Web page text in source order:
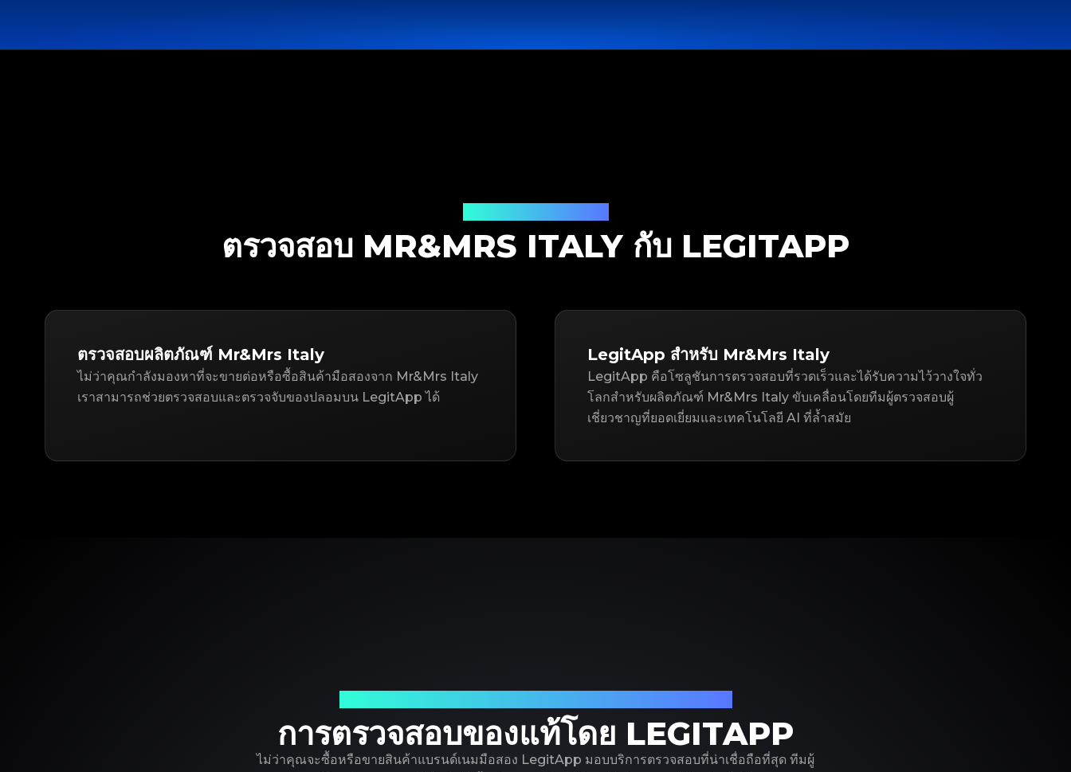
ตรวจสอบ MR&MRS ITALY กับ LEGITAPP
ตรวจสอบผลิตภัณฑ์ Mr&Mrs Italy
ไม่ว่าคุณกำลังมองหาที่จะขายต่อหรือซื้อสินค้ามือสองจาก Mr&Mrs Italy
เราสามารถช่วยตรวจสอบและตรวจจับของปลอมบน LegitApp ได้
LegitApp สำหรับ Mr&Mrs Italy
LegitApp คือโซลูชันการตรวจสอบที่รวดเร็วและได้รับความไว้วางใจทั่ว
โลกสำหรับผลิตภัณฑ์ Mr&Mrs Italy ขับเคลื่อนโดยทีมผู้ตรวจสอบผู้
เชี่ยวชาญที่ยอดเยี่ยมและเทคโนโลยี AI ที่ล้ำสมัย
การตรวจสอบของแท้โดย LEGITAPP
ไม่ว่าคุณจะซื้อหรือขายสินค้าแบรนด์เนมมือสอง LegitApp มอบบริการตรวจสอบที่น่าเชื่อถือที่สุด ทีมผู้